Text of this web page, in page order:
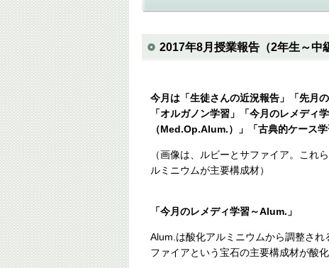
2017年8月授業報告（2年生～中
今月は「生徒さんの近況報告」「先月
「オルガノン学習」「今月のレメディ
（Med.Op.Alum.）」「古典的ケース学
（画像は、ルビーとサファイア。これ
ルミニウムが主要構成材）
「今月のレメディ学習～Alum.」
Alum.は酸化アルミニウムから調整さ
ファイアという宝石の主要構成材が酸